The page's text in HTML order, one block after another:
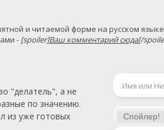
- [spoiler]Ваш комментарий сюда[/
"делатель", а не
по значению.
из уже готовых